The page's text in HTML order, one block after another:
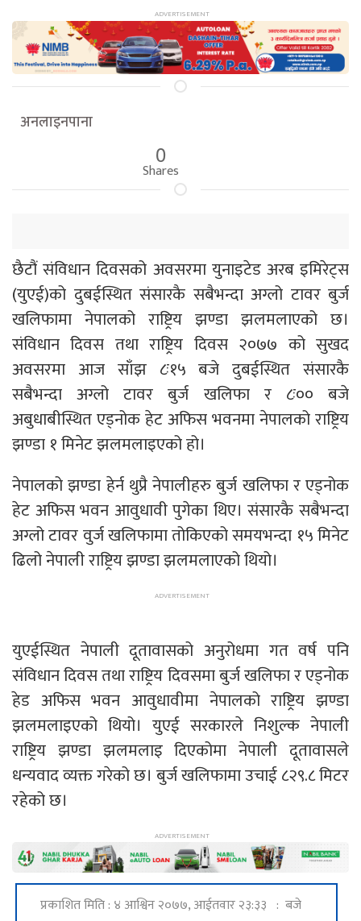
अनलाइनपाना
0
Shares
छैटौं संविधान दिवसको अवसरमा युनाइटेड अरब इमिरेट्स
(युएई)को दुबईस्थित संसारकै सबैभन्दा अग्लो टावर बुर्ज
खलिफामा नेपालको राष्ट्रिय झण्डा झलमलाएको छ।
संविधान दिवस तथा राष्ट्रिय दिवस २०७७ को सुखद
अवसरमा आज साँझ ८ः१५ बजे दुबईस्थित संसारकै
सबैभन्दा अग्लो टावर बुर्ज खलिफा र ८ः०० बजे
अबुधाबीस्थित एड्नोक हेट अफिस भवनमा नेपालको राष्ट्रिय
झण्डा १ मिनेट झलमलाइएको हो।
नेपालको झण्डा हेर्न थुप्रै नेपालीहरु बुर्ज खलिफा र एड्नोक
हेट अफिस भवन आवुधावी पुगेका थिए। संसारकै सबैभन्दा
अग्लो टावर वुर्ज खलिफामा तोकिएको समयभन्दा १५ मिनेट
ढिलो नेपाली राष्ट्रिय झण्डा झलमलाएको थियो।
युएईस्थित नेपाली दूतावासको अनुरोधमा गत वर्ष पनि
संविधान दिवस तथा राष्ट्रिय दिवसमा बुर्ज खलिफा र एड्नोक
हेड अफिस भवन आवुधावीमा नेपालको राष्ट्रिय झण्डा
झलमलाइएको थियो। युएई सरकारले निशुल्क नेपाली
राष्ट्रिय झण्डा झलमलाइ दिएकोमा नेपाली दूतावासले
धन्यवाद व्यक्त गरेको छ। बुर्ज खलिफामा उचाई ८२९.८ मिटर
रहेको छ।
प्रकाशित मिति : ४ आश्विन २०७७, आईतवार २३:३३ : बजे